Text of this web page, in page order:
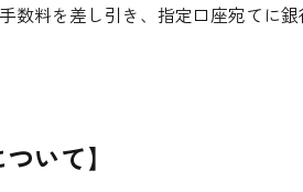
料を差し引き、指定口座宛てに銀
いて】